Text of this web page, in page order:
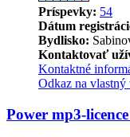
Príspevky: 54
Dátum
Bydlisko:
Kontaktovať
Kontaktné
Odkaz na vlastný
Power mp3-